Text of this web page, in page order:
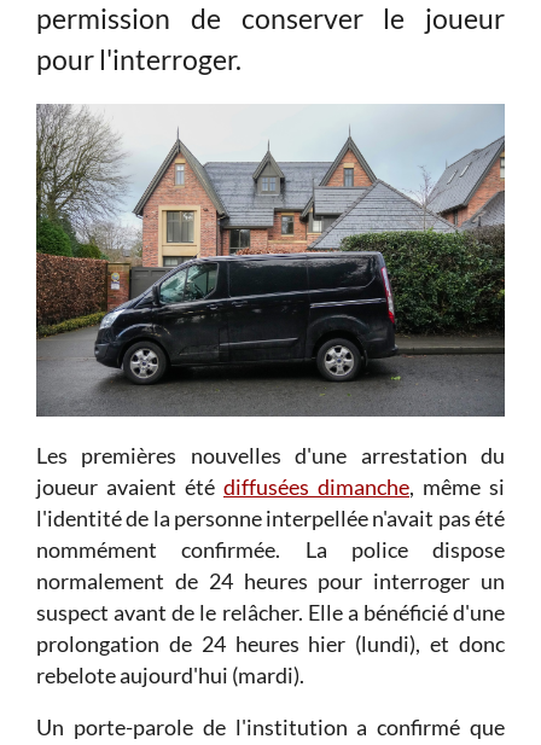
permission de conserver le joueur
pour l'interroger.
Les premières nouvelles d'une arrestation du
joueur avaient été diffusées dimanche, même si
l'identité de la personne interpellée n'avait pas été
nommément confirmée. La police dispose
normalement de 24 heures pour interroger un
suspect avant de le relâcher. Elle a bénéficié d'une
prolongation de 24 heures hier (lundi), et donc
rebelote aujourd'hui (mardi).
Un porte-parole de l'institution a confirmé que